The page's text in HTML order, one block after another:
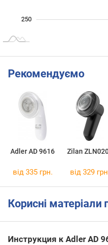
250
Рекомендуємо
Adler AD 9616 Zilan
від 335 грн. від 329
Корисні
Инструкция к Adler AD